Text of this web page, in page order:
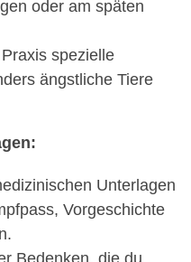
oder am späten
spezielle
ängstliche Tiere
Unterlagen
Vorgeschichte
Bedenken, die du